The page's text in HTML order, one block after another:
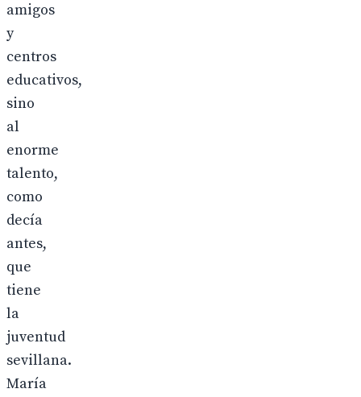
amigos
y
centros
educativos,
sino
al
enorme
talento,
como
decía
antes,
que
tiene
la
juventud
sevillana.
María